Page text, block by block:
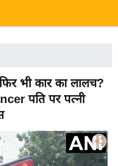
भी कार का लालच?
पति पर पत्नी